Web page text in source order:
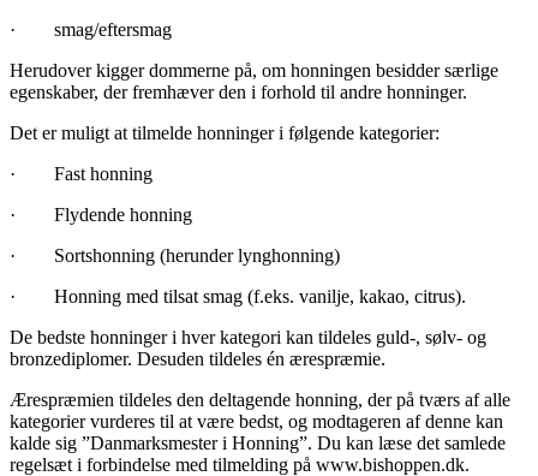
· smag/eftersmag
Herudover kigger dommerne på, om honningen besidder særlige
egenskaber, der fremhæver den i forhold til andre honninger.
Det er muligt at tilmelde honninger i følgende kategorier:
· Fast honning
· Flydende honning
· Sortshonning (herunder lynghonning)
· Honning med tilsat smag (f.eks. vanilje, kakao, citrus).
De bedste honninger i hver kategori kan tildeles guld-, sølv- og
bronzediplomer. Desuden tildeles én ærespræmie.
Ærespræmien tildeles den deltagende honning, der på tværs af alle
kategorier vurderes til at være bedst, og modtageren af denne kan
kalde sig ”Danmarksmester i Honning”. Du kan læse det samlede
regelsæt i forbindelse med tilmelding på www.bishoppen.dk.